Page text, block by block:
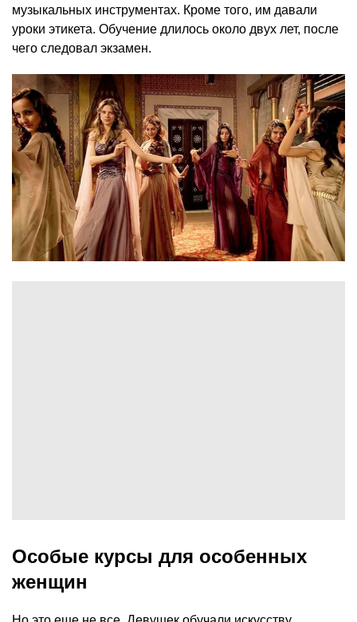
музыкальных инструментах. Кроме того, им давали
уроки этикета. Обучение длилось около двух лет, после
чего следовал экзамен.
Особые курсы для особенных
женщин